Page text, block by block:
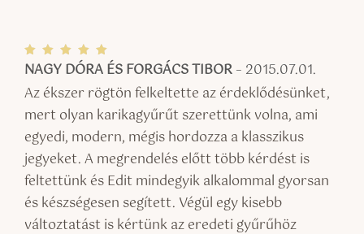
Értékel
és: 5
/ 5
NAGY DÓRA ÉS FORGÁCS TIBOR– 2015.07.01.
Az ékszer rögtön felkeltette az érdeklődésünket,
mert olyan karikagyűrűt szerettünk volna, ami
egyedi, modern, mégis hordozza a klasszikus
jegyeket. A megrendelés előtt több kérdést is
feltettünk és Edit mindegyik alkalommal gyorsan
és készségesen segített. Végül egy kisebb
változtatást is kértünk az eredeti gyűrűhöz